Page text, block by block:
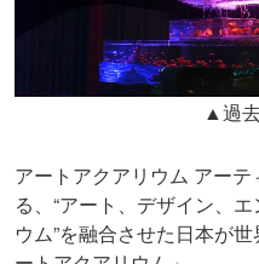
▲過
アートアクアリウム アー
る、“アート、デザイン、
ウム”を融合させた日本が